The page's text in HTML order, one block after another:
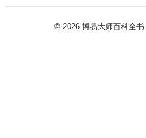
© 2026 博易大师百科全书